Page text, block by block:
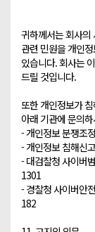
귀하께서는 회사의
관련 민원을 개인
있습니다. 회사는
드릴 것입니다.
또한 개인정보가
아래 기관에 문의
- 개인정보 분쟁
- 개인정보 침해신
- 대검찰청 사이
1301
- 경찰청 사이버
182